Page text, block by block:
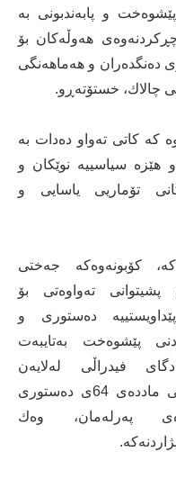
و پابەندبونی بە
هەوڵەكان بۆ
دەنگدەران و هەماهەنگی
چالاك، خستۆتەڕو.
كاتی تەواو دەدات بە
و هێزە سیاسییە نوێكان و
تۆماریی یاسایی و
كۆبونەوەكە جەختی
تەواوەتی بۆ
دەستوری و
پێشوەخت بەتایبەت
فیدراڵی لەلایەن
پەرلەمانەوەو هەروەها جێبەجێكردنی ماددەی 64ی دەستوری
پەرلەمان، وەك